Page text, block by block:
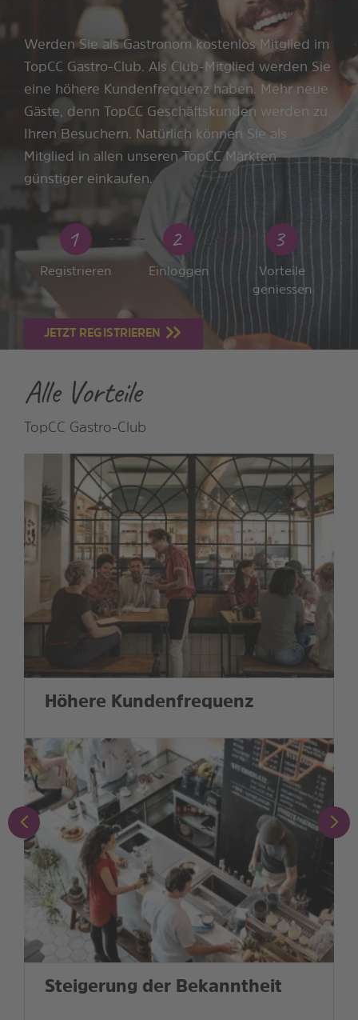
Werden Sie als Gastronom kostenlos Mitglied im
TopCC Gastro-Club. Als Club-Mitglied werden Sie
eine höhere Kundenfrequenz haben. Mehr neue
Gäste, denn TopCC Geschäftskunden werden zu
Ihren Besuchern. Natürlich können Sie als
Mitglied in allen unseren TopCC Märkten
günstiger einkaufen.
1
Registrieren
2
Einloggen
3
Vorteile
geniessen
JETZT REGISTRIEREN
Alle Vorteile
TopCC Gastro-Club
Höhere Kundenfrequenz
Steigerung der Bekanntheit